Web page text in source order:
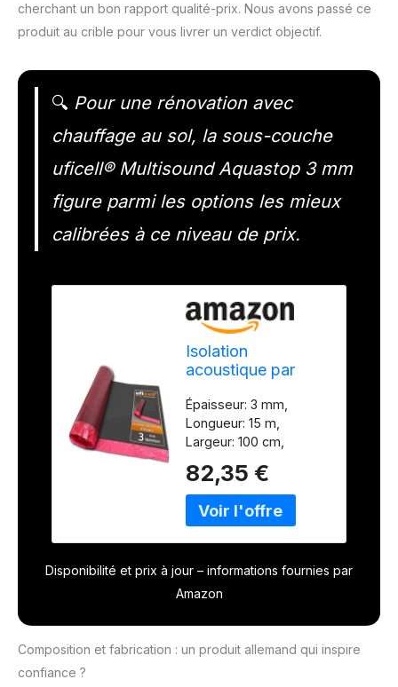
cherchant un bon rapport qualité-prix. Nous avons passé ce
produit au crible pour vous livrer un verdict objectif.
🔍 Pour une rénovation avec
chauffage au sol, la sous-couche
uficell® Multisound Aquastop 3 mm
figure parmi les options les mieux
calibrées à ce niveau de prix.
Isolation
acoustique par
uficell® Multisound
Aquastop 3 mm
d'épaisseur avec
film PE/pare-
vapeur - TOP pour
chauffage au sol
(épaisseur: 3 mm, 1
Épaisseur: 3 mm,
Longueur: 15 m,
Largeur: 100 cm,
- Dimensions du
rouleau: 15 m²
Amélioration de
Amélioration de
l'atténuation des bruits
Résistance thermique
0,04 m² K/W /
82,35 €
Disponibilité et prix à jour – informations fournies par
Amazon
Composition et fabrication : un produit allemand qui inspire
confiance ?